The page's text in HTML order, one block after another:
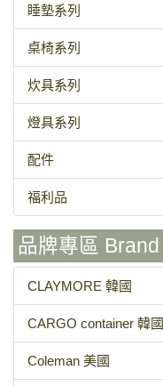
睡墊系列
桌椅系列
炊具系列
燈具系列
配件
福利品
品牌專區 Brand
CLAYMORE 韓國
CARGO container 韓國
Coleman 美國